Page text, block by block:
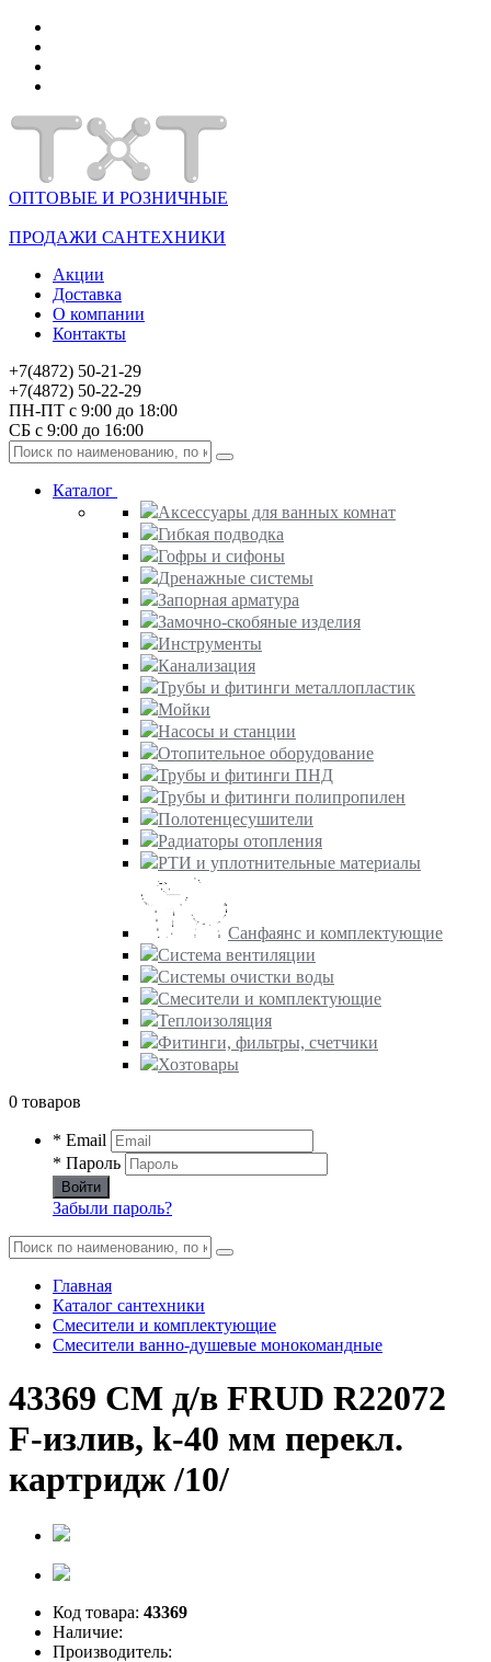
ОПТОВЫЕ И РОЗНИЧНЫЕ
ПРОДАЖИ САНТЕХНИКИ
Акции
Доставка
О компании
Контакты
+7(4872) 50-21-29
+7(4872) 50-22-29
ПН-ПТ с 9:00 до 18:00
СБ с 9:00 до 16:00
Каталог
Аксессуары для ванных комнат
Гибкая подводка
Гофры и сифоны
Дренажные системы
Запорная арматура
Замочно-скобяные изделия
Инструменты
Канализация
Трубы и фитинги металлопластик
Мойки
Насосы и станции
Отопительное оборудование
Трубы и фитинги ПНД
Трубы и фитинги полипропилен
Полотенцесушители
Радиаторы отопления
РТИ и уплотнительные материалы
Санфаянс и комплектующие
Система вентиляции
Системы очистки воды
Смесители и комплектующие
Теплоизоляция
Фитинги, фильтры, счетчики
Хозтовары
0 товаров
* Email
* Пароль
Войти
Забыли пароль?
Главная
Каталог сантехники
Смесители и комплектующие
Смесители ванно-душевые монокомандные
43369 СМ д/в FRUD R22072
F-излив, k-40 мм перекл.
картридж /10/
Код товара: 43369
Наличие:
Производитель: